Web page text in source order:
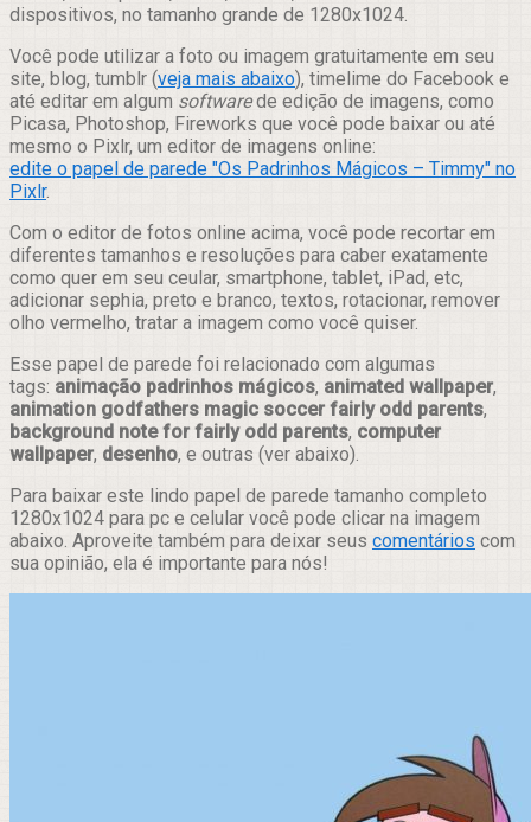
dispositivos, no tamanho grande de 1280x1024.
Você pode utilizar a foto ou imagem gratuitamente em seu
site, blog, tumblr (veja mais abaixo), timelime do Facebook e
até editar em algum softwarede edição de imagens, como
Picasa, Photoshop, Fireworks que você pode baixar ou até
mesmo o Pixlr, um editor de imagens online:
edite o papel de parede "Os Padrinhos Mágicos – Timmy" no
Pixlr.
Com o editor de fotos online acima, você pode recortar em
diferentes tamanhos e resoluções para caber exatamente
como quer em seu ceular, smartphone, tablet, iPad, etc,
adicionar sephia, preto e branco, textos, rotacionar, remover
olho vermelho, tratar a imagem como você quiser.
Esse papel de parede foi relacionado com algumas
tags: animação padrinhos mágicos, animated wallpaper,
animation godfathers magic soccer fairly odd parents,
background note for fairly odd parents, computer
wallpaper, desenho, e outras (ver abaixo).
Para baixar este lindo papel de parede tamanho completo
1280x1024 para pc e celular você pode clicar na imagem
abaixo. Aproveite também para deixar seus comentários com
sua opinião, ela é importante para nós!